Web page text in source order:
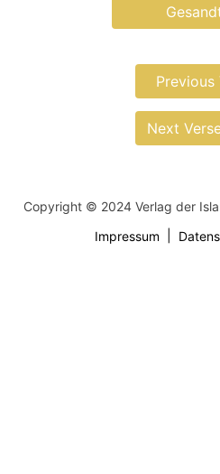
Previous
Next
Copyright © 2024 Verlag der
Impressum